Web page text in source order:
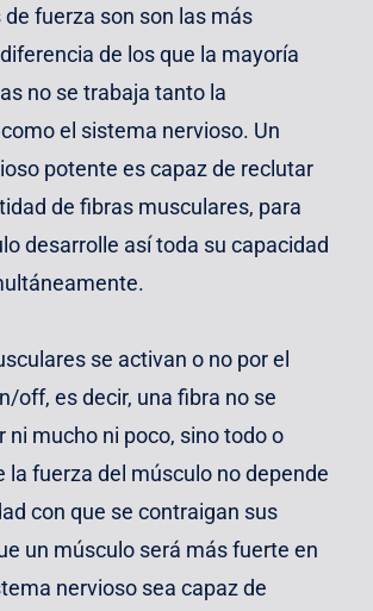
de fuerza son son las más
de los que la mayoría
no se trabaja tanto la
el sistema nervioso. Un
potente es capaz de reclutar
de fibras musculares, para
desarrolle así toda su capacidad
se activan o no por el
off, es decir, una fibra no se
ni mucho ni poco, sino todo o
la fuerza del músculo no depende
con que se contraigan sus
un músculo será más fuerte en
nervioso sea capaz de